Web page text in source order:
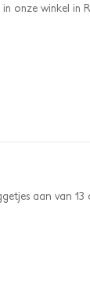
onze winkel in
aan van